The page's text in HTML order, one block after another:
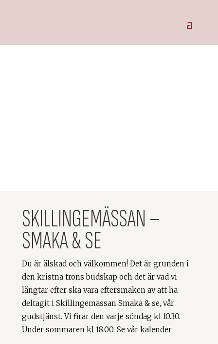
SKILLINGEMÄSSAN –
SMAKA & SE
Du är älskad och välkommen! Det är grunden i
den kristna trons budskap och det är vad vi
längtar efter ska vara eftersmaken av att ha
deltagit i Skillingemässan Smaka & se, vår
gudstjänst. Vi firar den varje söndag kl 10.30.
Under sommaren kl 18.00. Se vår kalender.